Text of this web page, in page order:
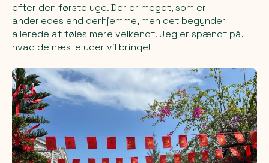
efter den første uge. Der er meget, som er
anderledes end derhjemme, men det begynder
allerede at føles mere velkendt. Jeg er spændt på,
hvad de næste uger vil bringe!